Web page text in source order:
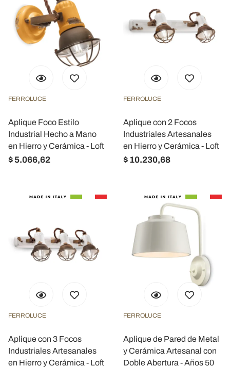
FERROLUCE
Aplique Foco Estilo
Industrial Hecho a Mano
en Hierro y Cerámica - Loft
$ 5.066,62
FERROLUCE
Aplique con 2 Focos
Industriales Artesanales
en Hierro y Cerámica - Loft
$ 10.230,68
FERROLUCE
Aplique con 3 Focos
Industriales Artesanales
en Hierro y Cerámica - Loft
FERROLUCE
Aplique de Pared de Metal
y Cerámica Artesanal con
Doble Abertura - Años 50